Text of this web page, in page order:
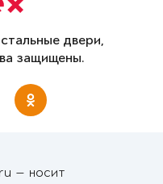
двери,
защищены.
— носит